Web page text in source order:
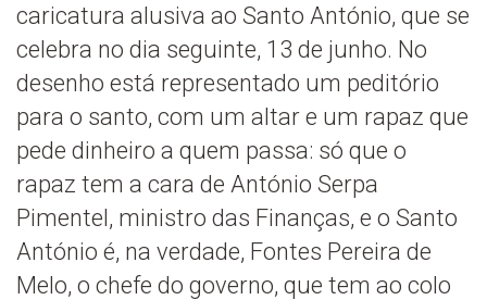
caricatura alusiva ao Santo António, que se
celebra no dia seguinte, 13 de junho. No
desenho está representado um peditório
para o santo, com um altar e um rapaz que
pede dinheiro a quem passa: só que o
rapaz tem a cara de António Serpa
Pimentel, ministro das Finanças, e o Santo
António é, na verdade, Fontes Pereira de
Melo, o chefe do governo, que tem ao colo